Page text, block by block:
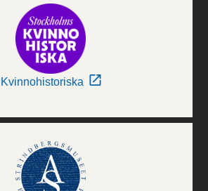
Kvinnohistoriska